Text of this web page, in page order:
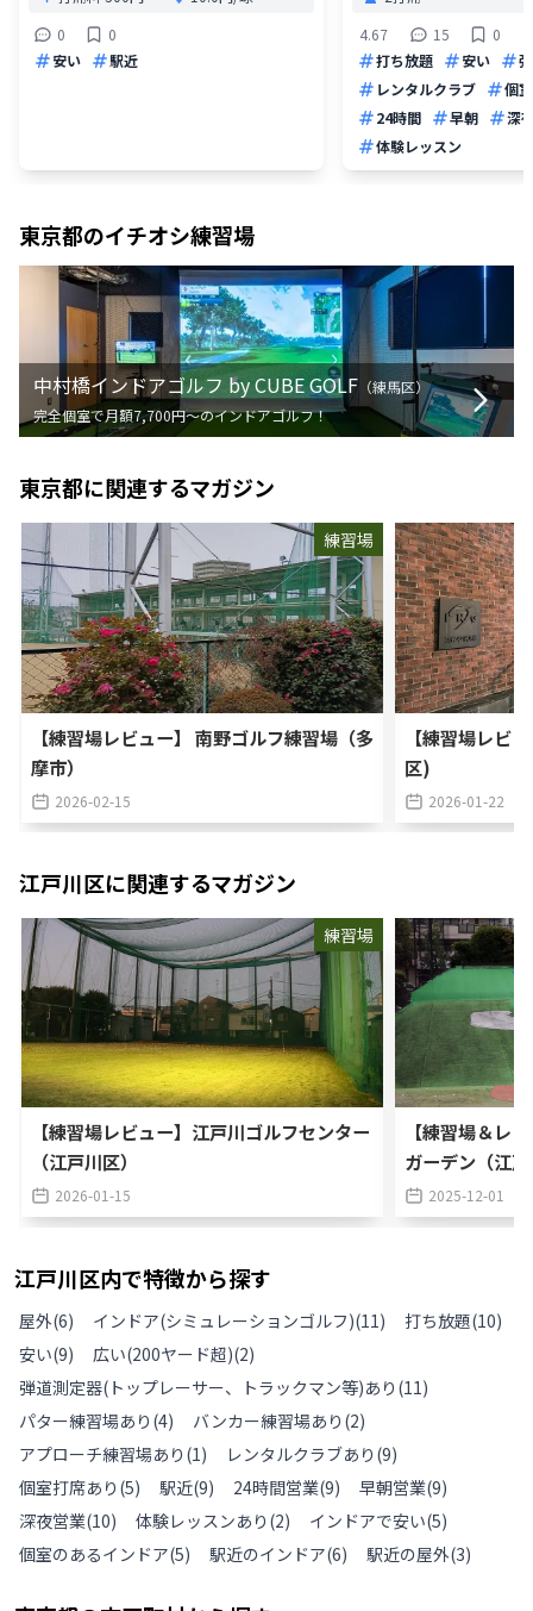
0
0
安い
駅近
4.67
15
0
打ち放題
安い
レンタルクラブ
個
24時間
早朝
深
体験レッスン
東京都のイチオシ練習場
中村橋インドアゴルフ by CUBE GOLF （練馬区）
完全個室で月額7,700円〜のインドアゴルフ！
東京都に関連するマガジン
練習場
【練習場レビュー】 南野ゴルフ練習場（多
摩市）
2026-02-15
【練習場レビ
区)
2026-01-22
江戸川区に関連するマガジン
練習場
【練習場レビュー】江戸川ゴルフセンター
（江戸川区）
2026-01-15
【練習場＆レ
ガーデン（江
2025-12-01
江戸川区内で特徴から探す
屋外(6) インドア(シミュレーションゴルフ)(11) 打ち放題(10)
安い(9) 広い(200ヤード超)(2)
弾道測定器(トップレーサー、トラックマン等)あり (11)
パター練習場あり (4) バンカー練習場あり (2)
アプローチ練習場あり (1) レンタルクラブあり (9)
個室打席あり (5) 駅近(9) 24時間営業(9) 早朝営業(9)
深夜営業(10) 体験レッスンあり (2) インドアで安い(5)
個室のあるインドア(5) 駅近のインドア(6) 駅近の屋外(3)